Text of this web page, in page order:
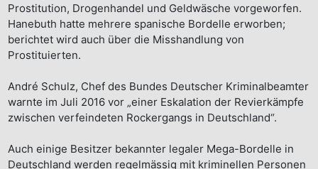
Prostitution, Drogenhandel und Geldwäsche vorgeworfen.
Hanebuth hatte mehrere spanische Bordelle erworben;
berichtet wird auch über die Misshandlung von
Prostituierten.
André Schulz, Chef des Bundes Deutscher Kriminalbeamter
warnte im Juli 2016 vor „einer Eskalation der Revierkämpfe
zwischen verfeindeten Rockergangs in Deutschland“.
Auch einige Besitzer bekannter legaler Mega-Bordelle in
Deutschland werden regelmässig mit kriminellen Personen